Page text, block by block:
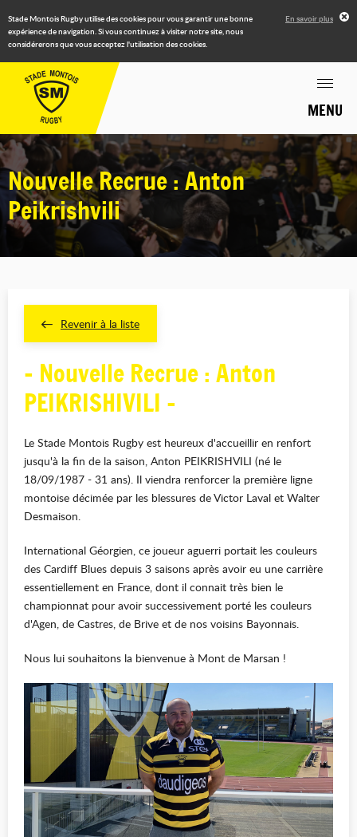
Stade Montois Rugby utilise des cookies pour vous garantir une bonne
expérience de navigation. Si vous continuez à visiter notre site, nous
considérerons que vous acceptez l'utilisation des cookies.
En savoir plus
MENU
Nouvelle Recrue : Anton
Peikrishvili
Revenir à la liste
- Nouvelle Recrue : Anton
PEIKRISHIVILI -
Le Stade Montois Rugby est heureux d'accueillir en renfort
jusqu'à la fin de la saison, Anton PEIKRISHVILI (né le
18/09/1987 - 31 ans). Il viendra renforcer la première ligne
montoise décimée par les blessures de Victor Laval et Walter
Desmaison.
International Géorgien, ce joueur aguerri portait les couleurs
des Cardiff Blues depuis 3 saisons après avoir eu une carrière
essentiellement en France, dont il connait très bien le
championnat pour avoir successivement porté les couleurs
d'Agen, de Castres, de Brive et de nos voisins Bayonnais.
Nous lui souhaitons la bienvenue à Mont de Marsan !